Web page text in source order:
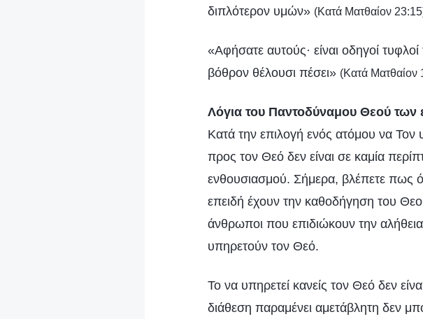
διπλότερον υμών» (Κατά Ματθαίον
«Αφήσατε αυτούς· είναι οδηγοί
βόθρον θέλουσι πέσει» (Κατά Ματθαίον
Λόγια του Παντοδύναμου Θεού
Κατά την επιλογή ενός ατόμου να Τον
προς τον Θεό δεν είναι σε καμία
ενθουσιασμού. Σήμερα, βλέπετε πως
επειδή έχουν την καθοδήγηση του
άνθρωποι που επιδιώκουν την
υπηρετούν τον Θεό.
Το να υπηρετεί κανείς τον Θεό δεν
διάθεση παραμένει αμετάβλητη δεν